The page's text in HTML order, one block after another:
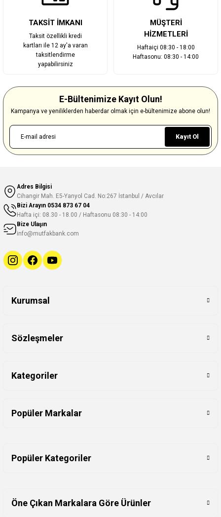
TAKSİT İMKANI
Taksit özellikli kredi
kartları ile 12 ay'a varan
taksitlendirme
yapabilirsiniz
MÜŞTERİ
HİZMETLERİ
Haftaiçi 08:30 - 18:00
Haftasonu: 08:30 - 14:00
E-Bültenimize Kayıt Olun!
Kampanya ve yeniliklerden haberdar olmak için e-bültenimize abone olun!
Kayıt Ol
Adres Bilgisi
Cihangir Mah. E5-Yanyol Cad. No:267 İstanbul / Avcılar
Bizi Arayın 0534 873 67 04
Hafta içi: 08.30 - 18.00 / Haftasonu 08:30 - 14:00
Bize Ulaşın
info@mutfakbank.com
Kurumsal
Sözleşmeler
Kategoriler
Popüler Markalar
Popüler Kategoriler
Öne Çıkan Markalara Göre Ürünler